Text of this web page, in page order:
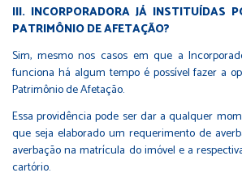
III. INCORPORADORA JÁ INSTITUÍDAS
PATRIMÔNIO DE AFETAÇÃO?
Sim, mesmo nos casos em que a
funciona há algum tempo é possível fazer a
Patrimônio de Afetação.
Essa providência pode ser dar a qualquer
que seja elaborado um requerimento de
averbação na matrícula do imóvel e a
cartório.